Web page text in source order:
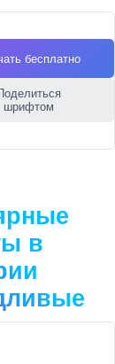
бесплатно
шрифтом
в